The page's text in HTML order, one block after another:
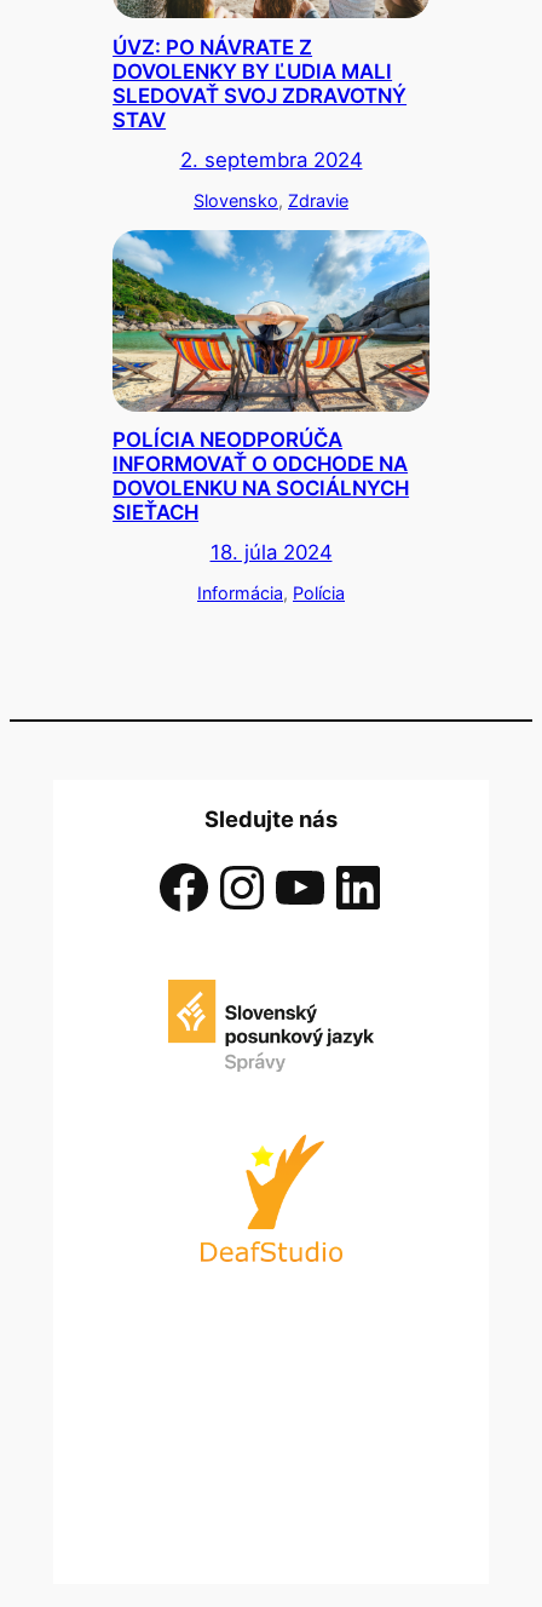
ÚVZ: PO NÁVRATE Z
DOVOLENKY BY ĽUDIA MALI
SLEDOVAŤ SVOJ ZDRAVOTNÝ
STAV
2. septembra 2024
Slovensko, Zdravie
POLÍCIA NEODPORÚČA
INFORMOVAŤ O ODCHODE NA
DOVOLENKU NA SOCIÁLNYCH
SIEŤACH
18. júla 2024
Informácia, Polícia
Sledujte nás
Facebook InstagramYouTube LinkedIn